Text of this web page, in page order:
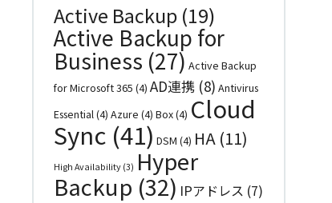
Active Backup (19)
Active Backup for
Business (27) Active Backup
for Microsoft 365 (4) AD連携 (8) Antivirus
Essential(4) Azure (4) Box(4) Cloud
Sync (41) DSM (4) HA (11)
High Availability (3) Hyper
Backup (32) IPアドレス (7)